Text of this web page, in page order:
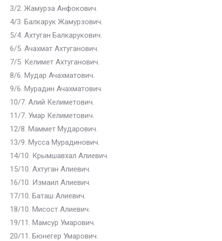
3/2. Жамурза Анфокович.
4/3. Балкарук Жамурзович.
5/4. Ахтуган Балкарукович.
6/5. Ачахмат Ахтуганович.
7/5. Келимет Ахтуганович.
8/6. Мудар Ачахматович.
9/6. Мурадин Ачахматович.
10/7. Алий Келиметович.
11/7. Умар Келиметович.
12/8. Маммет Мударович.
13/9. Мусса Мурадинович.
14/10. Крымшавхал Алиевич.
15/10. Ахтуган Алиевич.
16/10. Измаил Алиевич.
17/10. Баташ Алиевич.
18/10. Мисост Алиевич.
19/11. Мамсур Умарович.
20/11. Бюнегер Умарович.